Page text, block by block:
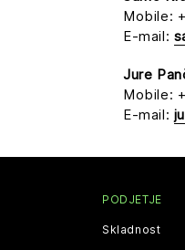
Mobile:
E-mail:
Jure
Mobile:
E-mail:
PODJETJE
Skladnost